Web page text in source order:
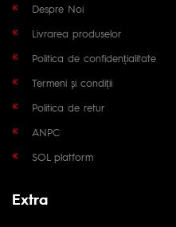
Despre Noi
Livrarea produselor
Politica de confidențialitate
Termeni și condiții
Politica de retur
ANPC
SOL platform
Extra